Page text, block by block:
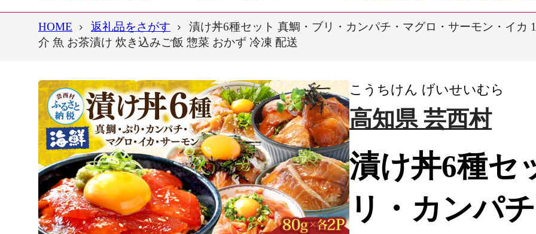
HOME 返礼品をさがす
漬け丼6種セット 真鯛・ブリ・カンパチ・マグロ・サーモン・イカ
介 魚 お茶漬け 炊き込みご飯 惣菜 おかず 冷凍 配送
こうちけん げいせいむら
高知県 芸西村
漬け丼6種セ
リ・カンパ